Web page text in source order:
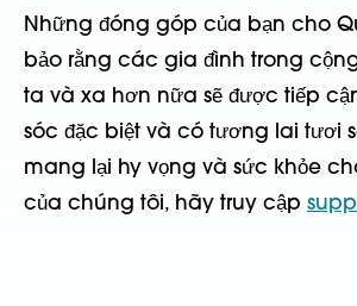
Những đóng góp của bạn cho
bảo rằng các gia đình trong
ta và xa hơn nữa sẽ được tiếp
sóc đặc biệt và có tương lai tươi
mang lại hy vọng và sức khỏe
của chúng tôi, hãy truy cập